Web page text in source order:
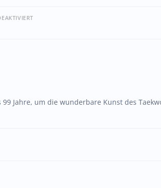
Jahre, um die wunderbare Kunst des